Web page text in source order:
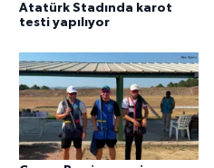
Atatürk Stadında karot
testi yapılıyor